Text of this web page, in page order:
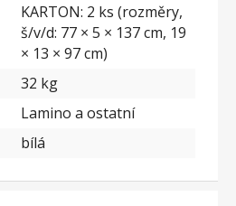
KARTON: 2 ks (rozměry,
š/v/d: 77 × 5 × 137 cm, 19
× 13 × 97 cm)
32 kg
Lamino a ostatní
bílá